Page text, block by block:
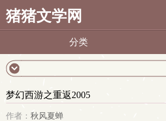
猪猪文学网
分类
梦幻西游之重返2005
作者： 秋风夏蝉